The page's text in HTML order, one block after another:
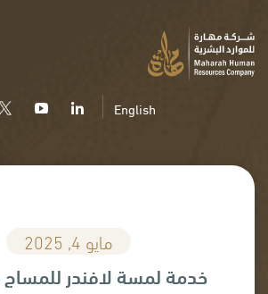
English
مايو 4, 2025
خدمة لمسة لافندر